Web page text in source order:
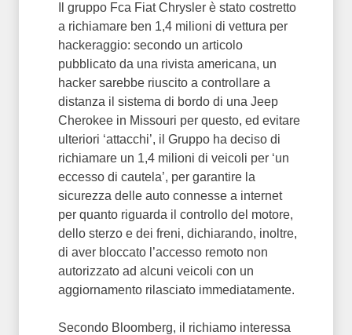
Il gruppo Fca Fiat Chrysler è stato costretto
a richiamare ben 1,4 milioni di vettura per
hackeraggio: secondo un articolo
pubblicato da una rivista americana, un
hacker sarebbe riuscito a controllare a
distanza il sistema di bordo di una Jeep
Cherokee in Missouri per questo, ed evitare
ulteriori ‘attacchi’, il Gruppo ha deciso di
richiamare un 1,4 milioni di veicoli per ‘un
eccesso di cautela’, per garantire la
sicurezza delle auto connesse a internet
per quanto riguarda il controllo del motore,
dello sterzo e dei freni, dichiarando, inoltre,
di aver bloccato l’accesso remoto non
autorizzato ad alcuni veicoli con un
aggiornamento rilasciato immediatamente.
Secondo Bloomberg, il richiamo interessa